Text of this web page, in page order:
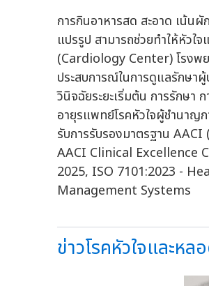
การกินอาหารสด สะอาด เน้น
แปรรูป สามารถช่วยทำให้หัวใ
(Cardiology Center) โรงพ
ประสบการณ์ในการดูแลรักษา
วินิจฉัยระยะเริ่มต้น การรักษา
อายุรแพทย์โรคหัวใจผู้ชำนาญ
รับการรับรองมาตรฐาน
AACI Clinical Excellence
2025, ISO 7101:2023 -
Management Systems
ข่าวโรคหัวใจและห